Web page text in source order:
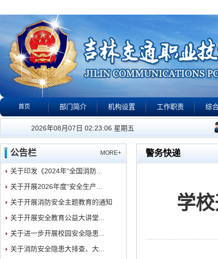
首页 部门简介 机构设置 工作职责 综
公告栏 政策法规 下载专区 视
2026年08月07日 02:23:07 星期五 我们的工作宗旨是：
公告栏 MORE+
关于印发《2024年“全国消防...
关于开展2026年度“安全生产...
关于开展消防安全主题教育的通知
关于开展安全教育公益大讲堂...
关于进一步开展校园安全隐患...
关于消防安全隐患大排查、大...
警务快递
学